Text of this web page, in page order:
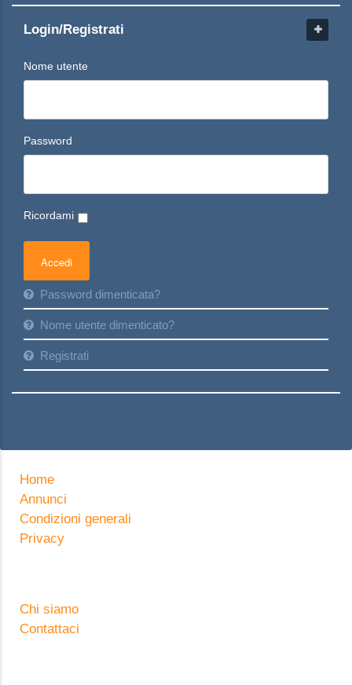
Login/Registrati
Nome utente
Password
Ricordami
Password dimenticata?
Nome utente dimenticato?
Registrati
Home
Annunci
Condizioni generali
Privacy
Chi siamo
Contattaci